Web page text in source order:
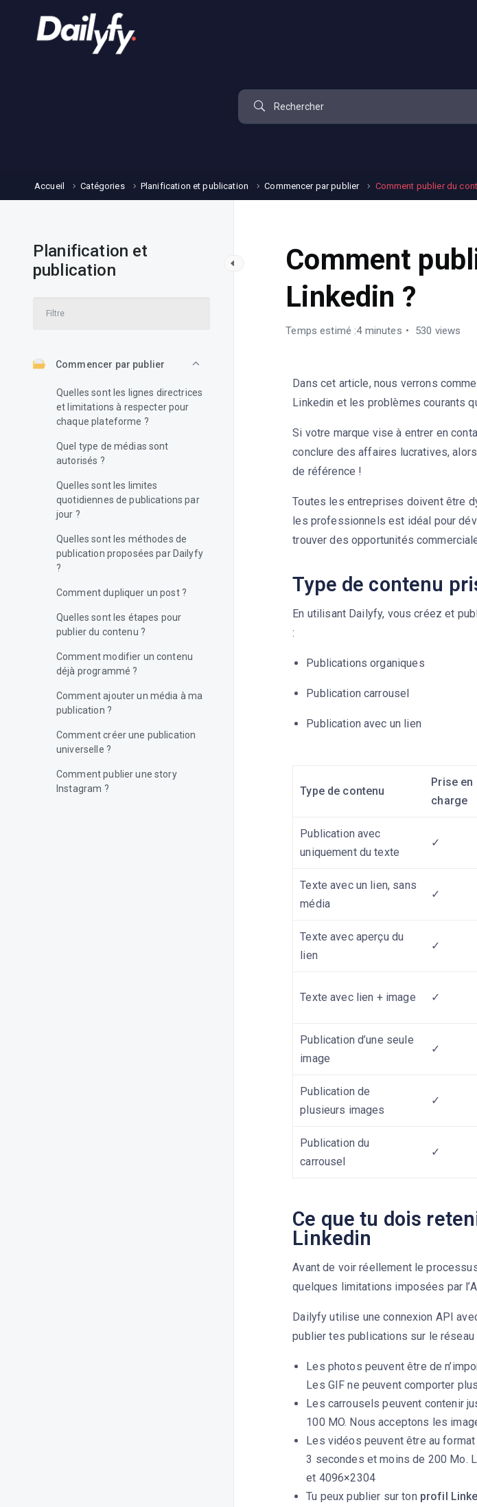
Accueil Catégories Planification et publication Commencer par publier Comment publier du
Planification et
publication
Commencer par publier
Quelles sont les lignes directrices
et limitations à respecter pour
chaque plateforme ?
Quel type de médias sont
autorisés ?
Quelles sont les limites
quotidiennes de publications par
jour ?
Quelles sont les méthodes de
publication proposées par Dailyfy
?
Comment dupliquer un post ?
Quelles sont les étapes pour
publier du contenu ?
Comment modifier un contenu
déjà programmé ?
Comment ajouter un média à ma
publication ?
Comment créer une publication
universelle ?
Comment publier une story
Instagram ?
Comment
Linkedin ?
Temps estimé :4 minutes 530 views
Dans cet article, nous verrons
Linkedin et les problèmes courants
Si votre marque vise à entrer en
conclure des affaires lucratives,
de référence !
Toutes les entreprises doivent être
les professionnels est idéal pour
trouver des opportunités
Type de contenu
En utilisant Dailyfy, vous créez et
:
Publications organiques
Publication carrousel
Publication avec un lien
Type de contenu
Prise en
charge
Publication avec
uniquement du texte
✓
Texte avec un lien, sans
média
✓
Texte avec aperçu du
lien
✓
Texte avec lien + image ✓
Publication d’une seule
image
✓
Publication de
plusieurs images
✓
Publication du
carrousel
✓
Ce que tu dois
Linkedin
Avant de voir réellement le
quelques limitations imposées par
Dailyfy utilise une connexion API
publier tes publications sur le
Les photos peuvent être de
Les GIF ne peuvent comporter
Les carrousels peuvent contenir
100 MO. Nous acceptons les
Les vidéos peuvent être au
3 secondes et moins de 200 Mo.
et 4096×2304
Tu peux publier sur ton profil